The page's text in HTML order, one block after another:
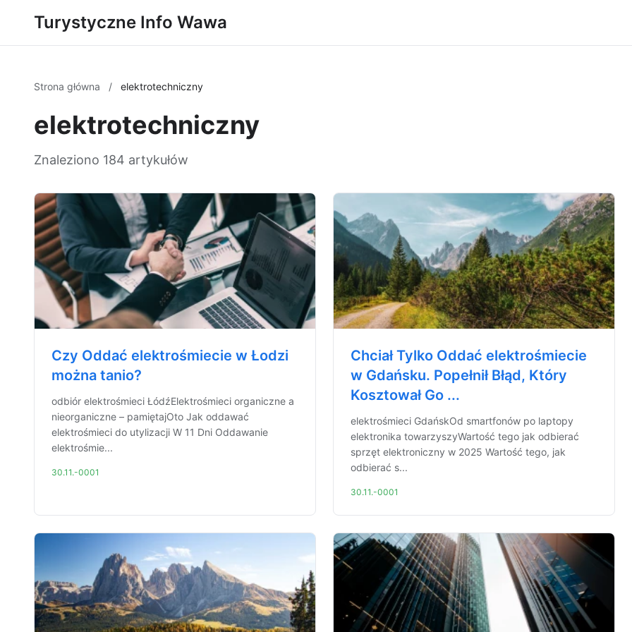
Turystyczne Info Wawa
Strona główna / elektrotechniczny
elektrotechniczny
Znaleziono 184 artykułów
Czy Oddać elektrośmiecie w Łodzi
można tanio?
odbiór elektrośmieci ŁódźElektrośmieci organiczne a
nieorganiczne – pamiętajOto Jak oddawać
elektrośmieci do utylizacji W 11 Dni Oddawanie
elektrośmie...
30.11.-0001
Chciał Tylko Oddać elektrośmiecie
w Gdańsku. Popełnił Błąd, Który
Kosztował Go ...
elektrośmieci GdańskOd smartfonów po laptopy
elektronika towarzyszyWartość tego jak odbierać
sprzęt elektroniczny w 2025 Wartość tego, jak
odbierać s...
30.11.-0001